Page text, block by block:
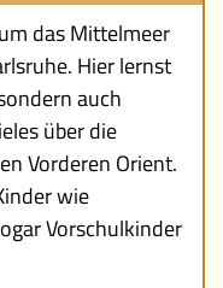
das Mittelmeer
Hier lernst
auch
über die
Vorderen Orient.
wie
Vorschulkinder